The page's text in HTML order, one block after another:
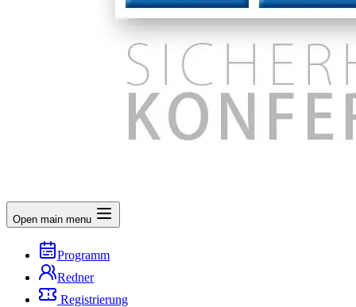
Open main menu
Programm
Redner
Registrierung